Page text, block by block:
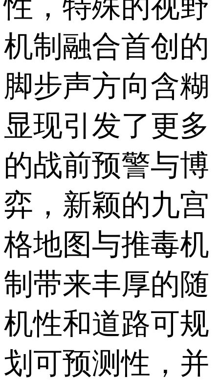
性，特殊的视野
机制融合首创的
脚步声方向含糊
显现引发了更多
的战前预警与博
弈，新颖的九宫
格地图与推毒机
制带来丰厚的随
机性和道路可规
划可预测性，并